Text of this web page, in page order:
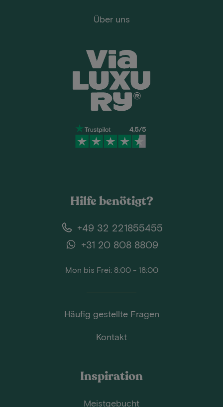
Über uns
Hilfe benötigt?
+49 32 221855455
+31 20 808 8809
Mon bis Frei: 8:00 - 18:00
Häufig gestellte Fragen
Kontakt
Inspiration
Meistgebucht